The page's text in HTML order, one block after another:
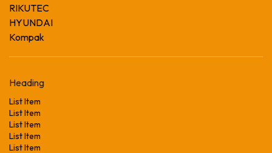
RIKUTEC
HYUNDAI
Kompak
Heading
List Item
List Item
List Item
List Item
List Item